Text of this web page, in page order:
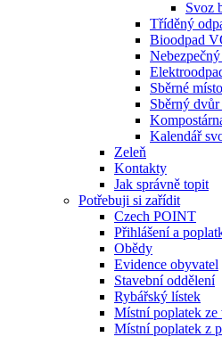
Svoz
Tříděný
Bioodpad
Sběrné
Sběrný
Kalendář
Zeleň
Kontakty
Jak správně topit
Potřebuji si zařídit
Czech POINT
Přihlášení a
Obědy
Evidence obyvatel
Stavební oddělení
Rybářský lístek
Místní poplatek ze
Místní poplatek z